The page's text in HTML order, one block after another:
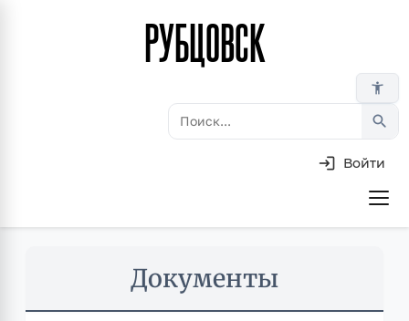
РУБЦОВСК
accessibility_new
search
Войти
Документы